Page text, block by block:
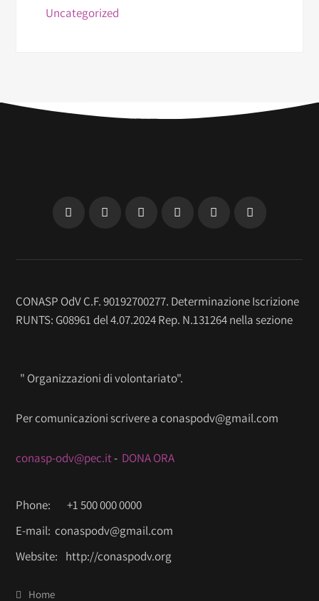
Uncategorized
CONASP OdV C.F. 90192700277. Determinazione Iscrizione
RUNTS: G08961 del 4.07.2024 Rep. N.131264 nella sezione
" Organizzazioni di volontariato".
Per comunicazioni scrivere a conaspodv@gmail.com
conasp-odv@pec.it- DONA ORA
Phone:
+1 500 000 0000
E-mail:conaspodv@gmail.com
Website: http://conaspodv.org
Home